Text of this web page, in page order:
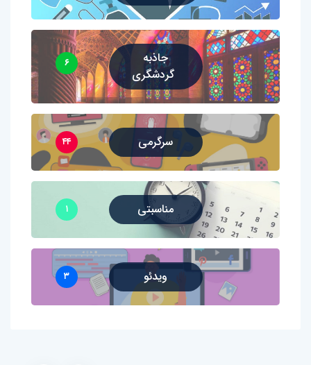
جاذبه
گردشگری
۶
سرگرمی ۴۴
مناسبتی ۱
ویدئو ۳